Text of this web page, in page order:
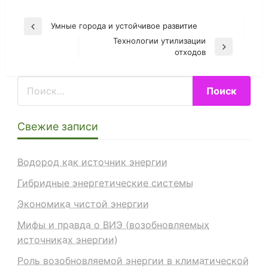
Навигация
Previous
Умные города и устойчивое развитие
Технологии утилизации
отходов
Свежие записи
Водород как источник энергии
Гибридные энергетические системы
Экономика чистой энергии
Мифы и правда о ВИЭ (возобновляемых
источниках энергии)
Роль возобновляемой энергии в климатической